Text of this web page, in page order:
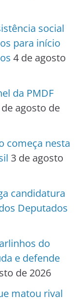
social
para início
4 de agosto
da PMDF
de agosto de
começa nesta
3 de agosto
candidatura
Deputados
do
e defende
de 2026
matou rival